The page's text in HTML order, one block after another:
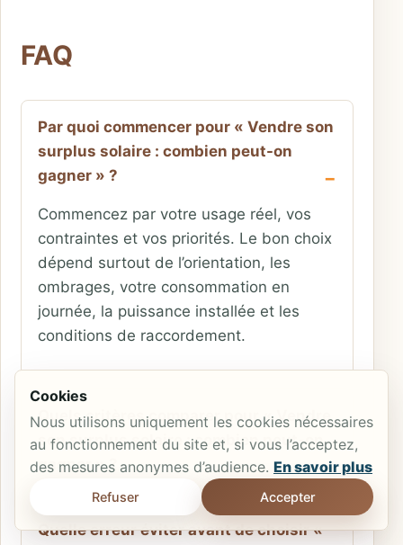
FAQ
Par quoi commencer pour « Vendre son
surplus solaire : combien peut-on
gagner » ?
Commencez par votre usage réel, vos
contraintes et vos priorités. Le bon choix
dépend surtout de l’orientation, les
ombrages, votre consommation en
journée, la puissance installée et les
conditions de raccordement.
Quels critères comparer pour « Vendre
son surplus solaire : combien peut-on
gagner » ?
Quelle erreur éviter avant de choisir «
Cookies
Nous utilisons uniquement les cookies nécessaires
au fonctionnement du site et, si vous l’acceptez,
des mesures anonymes d’audience. En savoir plus
Refuser Accepter